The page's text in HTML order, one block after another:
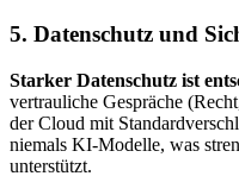
5. Datenschutz und
Starker Datenschutz ist
vertrauliche Gespräche
der Cloud mit
niemals KI-Modelle, was
unterstützt.